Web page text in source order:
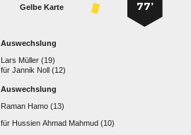
77’
Gelbe Karte
Auswechslung
  
für  
Auswechslung
  
für    